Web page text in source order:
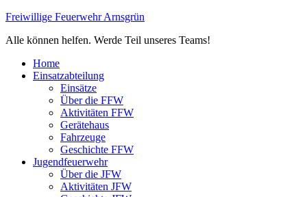
Freiwillige Feuerwehr Arnsgrün
Alle können helfen. Werde Teil unseres Teams!
Home
Einsatzabteilung
Einsätze
Über die FFW
Aktivitäten FFW
Gerätehaus
Fahrzeuge
Geschichte FFW
Jugendfeuerwehr
Über die JFW
Aktivitäten JFW